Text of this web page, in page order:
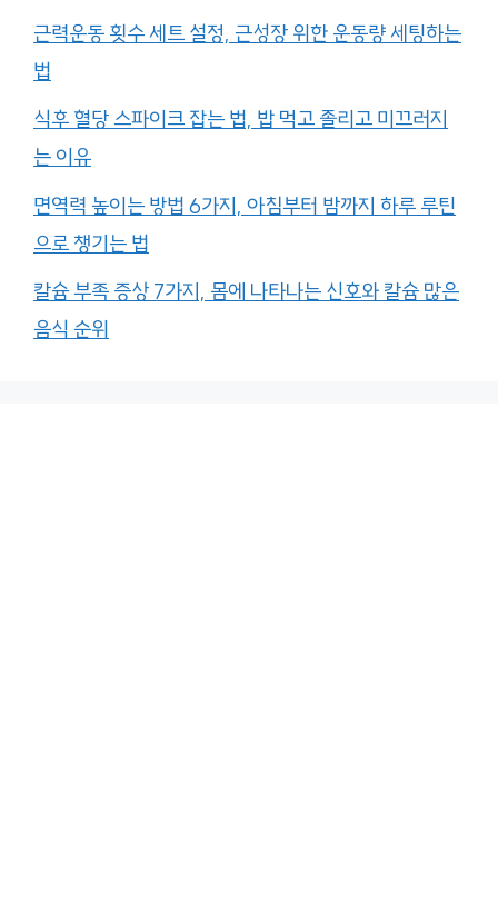
근력운동 횟수 세트 설정, 근성장 위한 운동량 세팅하는
법
식후 혈당 스파이크 잡는 법, 밥 먹고 졸리고 미끄러지
는 이유
면역력 높이는 방법 6가지, 아침부터 밤까지 하루 루틴
으로 챙기는 법
칼슘 부족 증상 7가지, 몸에 나타나는 신호와 칼슘 많은
음식 순위